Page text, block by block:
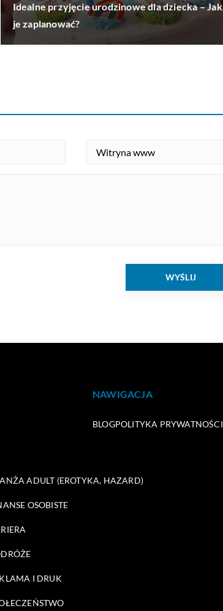
Idealne przyjęcie urodzinowe dla dziecka – Jak
je zaplanować?
NAWIGACJA
BLOGPOLITYKA PRYWATNOŚCI
ADULT (EROTYKA, HAZARD)
OSOBISTE
I DRUK